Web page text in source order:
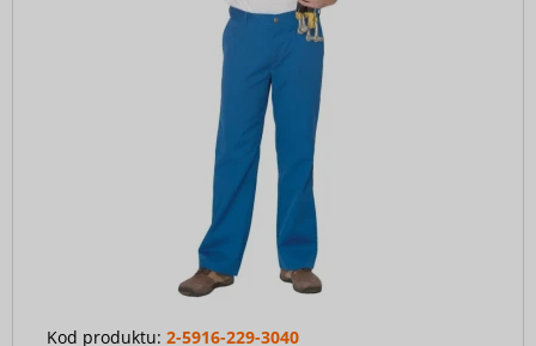
Kod produktu: 2-5916-229-3040